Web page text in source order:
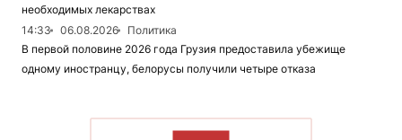
необходимых лекарствах
14:33
06.08.2026
Политика
В первой половине 2026 года Грузия предоставила убежище
одному иностранцу, белорусы получили четыре отказа